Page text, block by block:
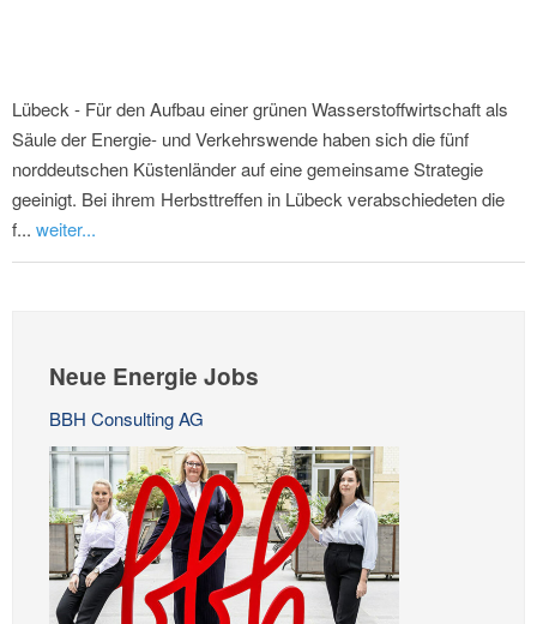
Lübeck - Für den Aufbau einer grünen Wasserstoffwirtschaft als
Säule der Energie- und Verkehrswende haben sich die fünf
norddeutschen Küstenländer auf eine gemeinsame Strategie
geeinigt. Bei ihrem Herbsttreffen in Lübeck verabschiedeten die
f... weiter...
Neue Energie Jobs
BBH Consulting AG